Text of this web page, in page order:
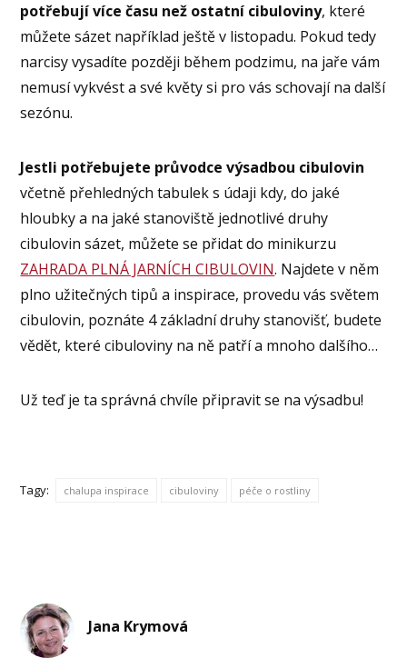
potřebují více času než ostatní cibuloviny, které
můžete sázet například ještě v listopadu. Pokud tedy
narcisy vysadíte později během podzimu, na jaře vám
nemusí vykvést a své květy si pro vás schovají na další
sezónu.
Jestli potřebujete průvodce výsadbou cibulovin
včetně přehledných tabulek s údaji kdy, do jaké
hloubky a na jaké stanoviště jednotlivé druhy
cibulovin sázet, můžete se přidat do minikurzu
ZAHRADA PLNÁ JARNÍCH CIBULOVIN. Najdete v něm
plno užitečných tipů a inspirace, provedu vás světem
cibulovin, poznáte 4 základní druhy stanovišť, budete
vědět, které cibuloviny na ně patří a mnoho dalšího…
Už teď je ta správná chvíle připravit se na výsadbu!
Tagy: chalupa inspirace cibuloviny péče o rostliny
Jana Krymová